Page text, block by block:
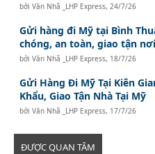
bởiVăn Nhã _LHP Express, 24/7/26
Gửi hàng đi Mỹ tại Bình
chóng, an toàn, giao tận nơi
bởiVăn Nhã _LHP Express, 18/7/26
Gửi Hàng Đi Mỹ Tại Kiên
Khẩu, Giao Tận Nhà Tại Mỹ
bởiVăn Nhã _LHP Express, 17/7/26
ĐƯỢC QUAN TÂM